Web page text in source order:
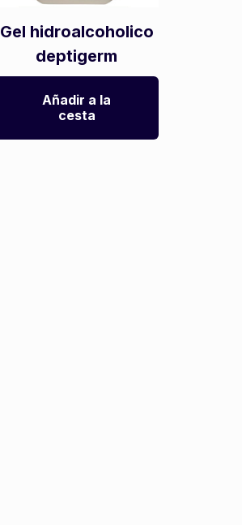
Gel hidroalcoholico
deptigerm
Añadir a la
cesta